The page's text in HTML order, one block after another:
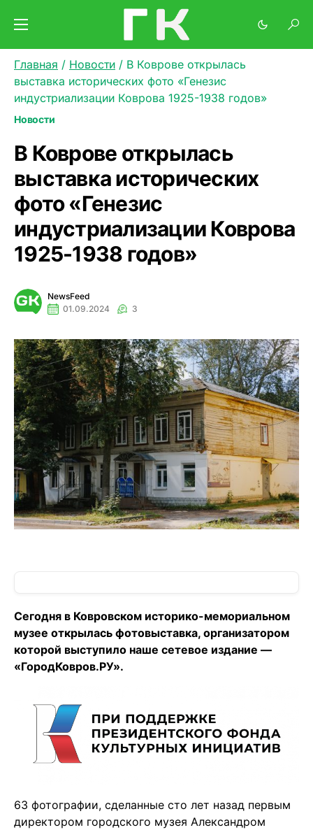
Главная / Новости / В Коврове открылась
выставка исторических фото «Генезис
индустриализации Коврова 1925-1938 годов»
Новости
В Коврове открылась
выставка исторических
фото «Генезис
индустриализации Коврова
1925-1938 годов»
NewsFeed
01.09.2024
3
Сегодня в Ковровском историко-мемориальном
музее открылась фотовыставка, организатором
которой выступило наше сетевое издание —
«ГородКовров.РУ».
63 фотографии, сделанные сто лет назад первым
директором городского музея Александром